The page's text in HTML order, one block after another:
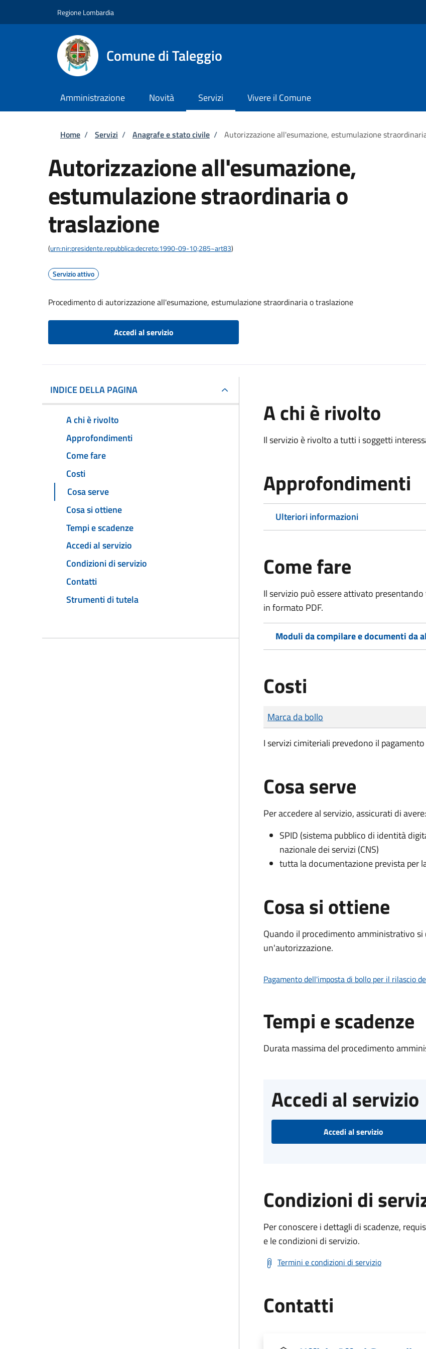
Regione Lombardia
Comune di Taleggio
Amministrazione Novità Servizi Vivere il Comune
Briciole di pane
Home / Servizi / Anagrafe e stato civile / Autorizzazione all'esumazione, estumulazione
Autorizzazione all'esumazione,
estumulazione straordinaria o
traslazione
(urn:nir:presidente.repubblica:decreto:1990-09-10;285~art83)
Servizio attivo
Procedimento di autorizzazione all'esumazione, estumulazione straordinaria o traslazione
Accedi al servizio
INDICE DELLA PAGINA
A chi è rivolto
Approfondimenti
Come fare
Costi
Cosa serve
Cosa si ottiene
Tempi e scadenze
Accedi al servizio
Condizioni di servizio
Contatti
Strumenti di tutela
A chi è rivolto
Il servizio è rivolto a tutti i soggetti
Approfondimenti
Ulteriori informazioni
Come fare
Il servizio può essere attivato
in formato PDF.
Moduli da compilare e documenti da
Costi
Tipo di pagamento
Importo
Marca da bollo
I servizi cimiteriali prevedono il
Cosa serve
Per accedere al servizio, assicurati di avere:
SPID (sistema pubblico di identità
nazionale dei servizi (CNS)
tutta la documentazione prevista per
Cosa si ottiene
Quando il procedimento amministrativo
un'autorizzazione.
Pagamento dell'imposta di bollo per il rilascio
Tempi e scadenze
Durata massima del procedimento
Accedi al servizio
Accedi al servizio
Condizioni di
Per conoscere i dettagli di scadenze,
e le condizioni di servizio.
Termini e condizioni di servizio
Contatti